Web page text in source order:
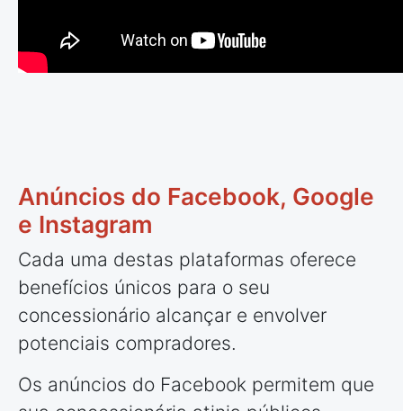
Anúncios do Facebook, Google
e Instagram
Cada uma destas plataformas oferece
benefícios únicos para o seu
concessionário alcançar e envolver
potenciais compradores.
Os anúncios do Facebook permitem que